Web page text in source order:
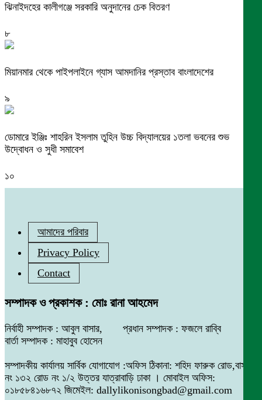
ঝিনাইদহের কালীগঞ্জে সরকারি অনুদানের চেক বিতরণ
৮
মিয়ানমার থেকে পাইপলাইনে গ্যাস আমদানির প্রস্তাব বাংলাদেশের
৯
ডোমারে ইঞ্জিঃ শাহরিন ইসলাম তুহিন উচ্চ বিদ্যালয়ের ১তলা ভবনের শুভ
উদ্বোধন ও সুধী সমাবেশ
১০
আমাদের পরিবার
Privacy Policy
Contact
সম্পাদক ও প্রকাশক : মোঃ রানা আহমেদ
নির্বাহী সম্পাদক : আবুল বাসার, প্রধান সম্পাদক : ফজলে রাব্বি
বার্তা সম্পাদক : মাহাবুব হোসেন
সম্পাদকীয় কার্যালয় সার্বিক যোগাযোগ :অফিস ঠিকানা: শহিদ ফারুক রোড,বাসা
নং ১৩২ রোড নং ১/২ উত্তর যাত্রাবাড়ি ঢাকা । মোবাইল অফিস:
০১৮৫৮৪১৬৮৭২ জিমেইল: dallylikonisongbad@gmail.com